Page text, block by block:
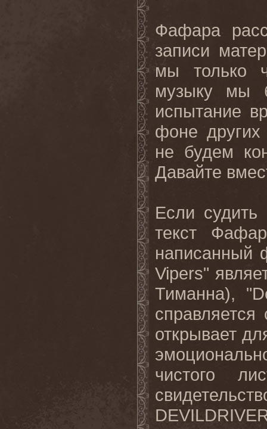
Фафара
записи
мы только
музыку мы
испытание
фоне других
не будем
Давайте
Если судить
текст
написанный
Vipers"
Тиманна), "
открывает
чистого